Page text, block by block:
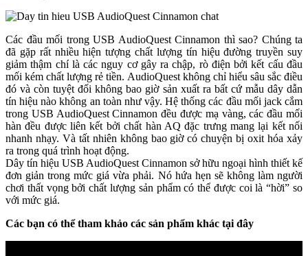
Các đầu mối trong USB AudioQuest Cinnamon thì sao? Chúng ta
đã gặp rất nhiều hiện tượng chất lượng tín hiệu đường truyền suy
giảm thậm chí là các nguy cơ gây ra chập, rò điện bởi kết cấu đầu
mối kém chất lượng rẻ tiền. AudioQuest không chỉ hiểu sâu sắc điều
đó và còn tuyệt đối không bao giờ sản xuất ra bất cứ mẫu dây dẫn
tín hiệu nào không an toàn như vậy. Hệ thống các đầu mối jack cắm
trong USB AudioQuest Cinnamon đều được mạ vàng, các đầu mối
hàn đều được liên kết bởi chất hàn AQ đặc trưng mang lại kết nối
nhanh nhạy. Và tất nhiên không bao giờ có chuyện bị oxit hóa xảy
ra trong quá trình hoạt động.
Dây tín hiệu USB AudioQuest Cinnamon sở hữu ngoại hình thiết kế
đơn giản trong mức giá vừa phải. Nó hứa hẹn sẽ không làm người
chơi thất vọng bởi chất lượng sản phẩm có thể được coi là “hời” so
với mức giá.
Các bạn có thể tham khảo các sản phẩm khác tại đây